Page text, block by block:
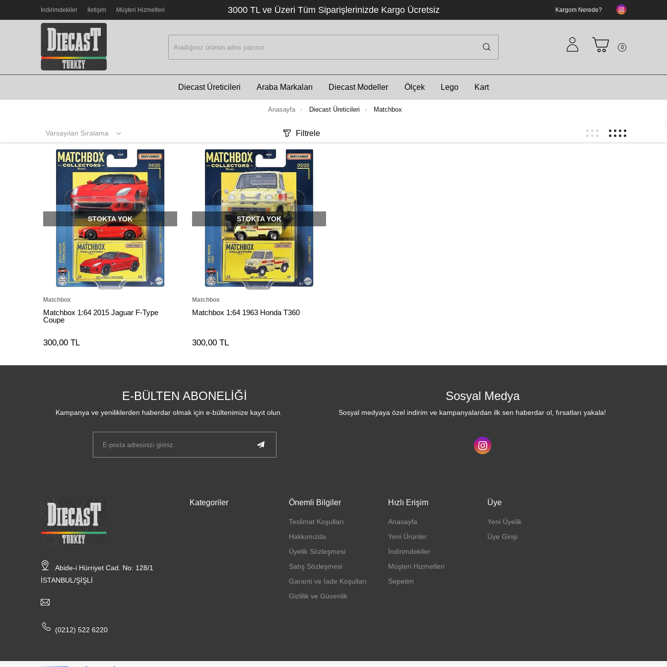
İndirimdekiler İletişim Müşteri Hizmetleri 3000 TL ve Üzeri Tüm Siparişlerinizde Kargo Ücretsiz Kargom Nerede?
0
Diecast Üreticileri Araba Markaları Diecast Modeller Ölçek Lego Kart
Anasayfa Diecast Üreticileri Matchbox
Filtrele
STOKTA YOK
Matchbox
Matchbox 1:64 2015 Jaguar F-Type
Coupe
300,00 TL
STOKTA YOK
Matchbox
Matchbox 1:64 1963 Honda T360
300,00 TL
E-BÜLTEN ABONELİĞİ
Kampanya ve yeniliklerden haberdar olmak için e-bültenimize kayıt olun.
Sosyal Medya
Sosyal medyaya özel indirim ve kampanyalardan ilk sen haberdar ol, fırsatları yakala!
Abide-i Hürriyet Cad. No: 128/1
İSTANBUL/ŞİŞLİ
(0212) 522 6220
Kategoriler Önemli Bilgiler
Teslimat Koşulları
Hakkımızda
Üyelik Sözleşmesi
Satış Sözleşmesi
Garanti ve İade Koşulları
Gizlilik ve Güvenlik
Hızlı Erişim
Anasayfa
Yeni Ürünler
İndirimdekiler
Müşteri Hizmetleri
Sepetim
Üye
Yeni Üyelik
Üye Girişi